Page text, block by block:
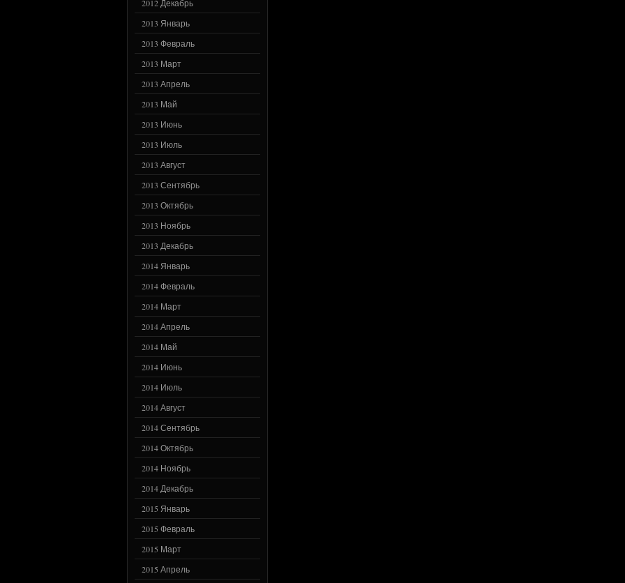
2012 Декабрь
2013 Январь
2013 Февраль
2013 Март
2013 Апрель
2013 Май
2013 Июнь
2013 Июль
2013 Август
2013 Сентябрь
2013 Октябрь
2013 Ноябрь
2013 Декабрь
2014 Январь
2014 Февраль
2014 Март
2014 Апрель
2014 Май
2014 Июнь
2014 Июль
2014 Август
2014 Сентябрь
2014 Октябрь
2014 Ноябрь
2014 Декабрь
2015 Январь
2015 Февраль
2015 Март
2015 Апрель